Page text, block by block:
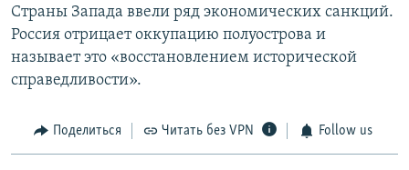
Страны Запада ввели ряд экономических санкций.
Россия отрицает оккупацию полуострова и
называет это «восстановлением исторической
справедливости».
Поделиться Читать без VPN Follow us